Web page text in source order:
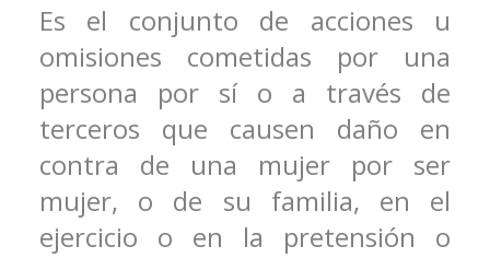
Es el conjunto de acciones u
omisiones cometidas por una
persona por sí o a través de
terceros que causen daño en
contra de una mujer por ser
mujer, o de su familia, en el
ejercicio o en la pretensión o